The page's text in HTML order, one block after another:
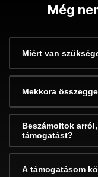
Még
Miért van
Mekkora
Beszámoltok
támogatást?
A támogatásom